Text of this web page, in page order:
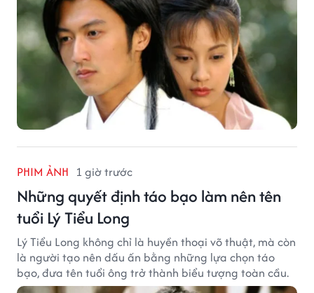
PHIM ẢNH 1 giờ trước
Những quyết định táo bạo làm nên tên
tuổi Lý Tiểu Long
Lý Tiểu Long không chỉ là huyền thoại võ thuật, mà còn
là người tạo nên dấu ấn bằng những lựa chọn táo
bạo, đưa tên tuổi ông trở thành biểu tượng toàn cầu.